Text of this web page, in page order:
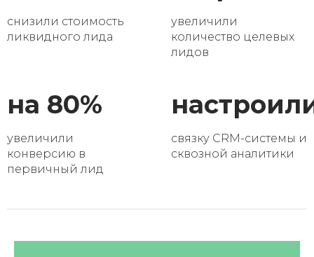
снизили стоимость
ликвидного лида
увеличили
количество целевых
лидов
на 80%
увеличили
конверсию в
первичный лид
связку CRM-системы и
сквозной аналитики